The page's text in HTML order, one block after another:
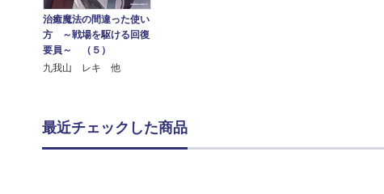
治癒魔法の間違った使い
方 ～戦場を駆ける回復
要員～ （５）
九我山 レキ 他
最近チェックした商品